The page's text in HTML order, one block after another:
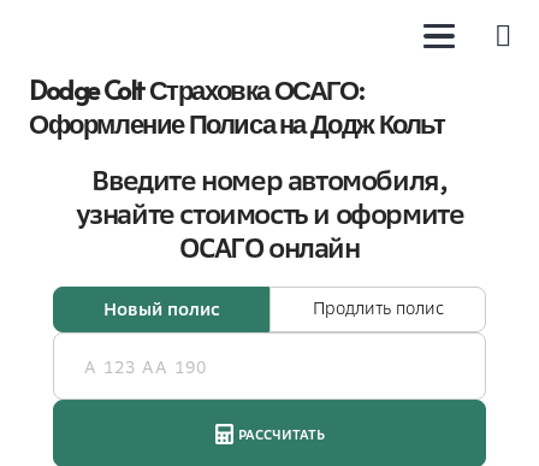
Dodge Colt Страховка ОСАГО:
Оформление Полиса на Додж Кольт